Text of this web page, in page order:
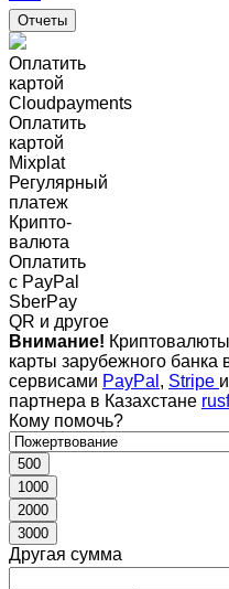
Отчеты
Оплатить
картой
Cloudpayments
Оплатить
картой
Mixplat
Регулярный
платеж
Крипто-
валюта
Оплатить
c PayPal
SberPay
QR и другое
Внимание! Криптовалюты
карты зарубежного банка
сервисами PayPal , Stripe
партнера в Казахстане
Кому помочь?
500
1000
2000
3000
Другая сумма